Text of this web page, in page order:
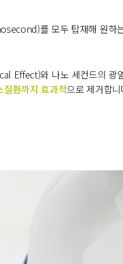
를 모두 탑재해 원하
Effect)와 나노 세컨드의
환까지 효과적으로 제거합니